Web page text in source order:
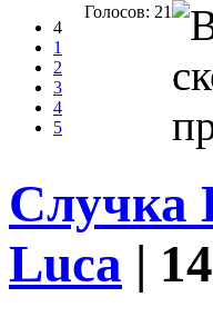
4
1
2
3
4
5
Голосов: 21
Случка
Luca |